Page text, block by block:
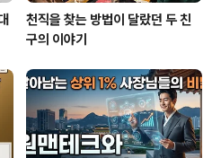
천직을 찾는 방법이 달랐던 두 친
구의 이야기